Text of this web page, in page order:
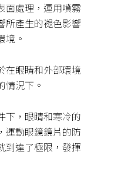
面處理，運用噴霧
所產生的褪色影響
境。
在眼睛和外部環境
情況下。
下，眼睛和寒冷的
運動眼鏡鏡片的防
到達了極限，發揮